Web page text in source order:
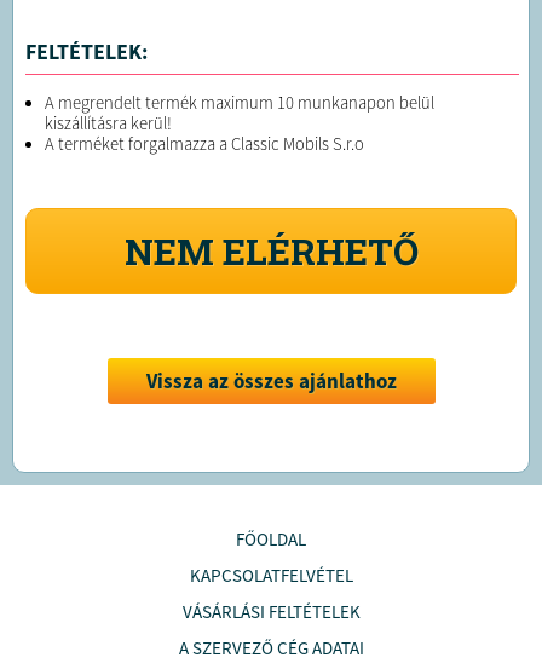
FELTÉTELEK:
A megrendelt termék maximum 10 munkanapon belül
kiszállításra kerül!
A terméket forgalmazza a Classic Mobils S.r.o
NEM ELÉRHETŐ
Vissza az összes ajánlathoz
FŐOLDAL
KAPCSOLATFELVÉTEL
VÁSÁRLÁSI FELTÉTELEK
A SZERVEZŐ CÉG ADATAI